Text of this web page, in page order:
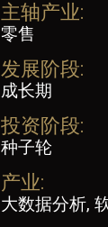
主轴产业:
零售
发展阶段:
成长期
投资阶段:
种子轮
产业:
大数据分析,